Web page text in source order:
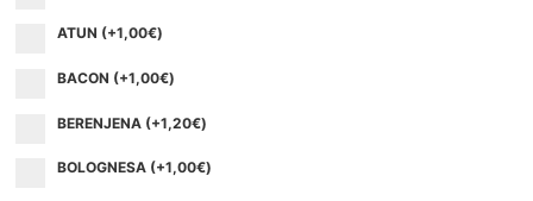
ATUN (+1,00€)
BACON (+1,00€)
BERENJENA (+1,20€)
BOLOGNESA (+1,00€)